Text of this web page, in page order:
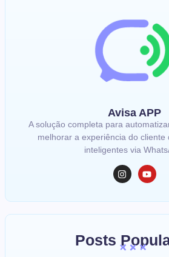
Avisa APP
A solução completa para
melhorar a experiência do cliente
inteligentes via
Posts